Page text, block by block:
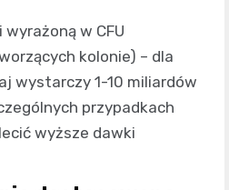
w CFU
kolonie) – dla
wystarczy 1-10 miliardów
przypadkach
wyższe dawki